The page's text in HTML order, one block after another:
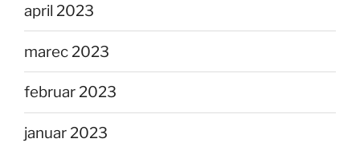
april 2023
marec 2023
februar 2023
januar 2023